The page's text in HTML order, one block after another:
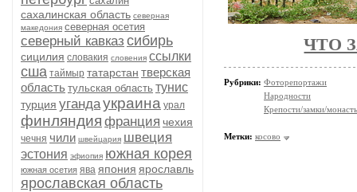
сахалинская область северная
македония северная осетия
северный кавказ сибирь
сицилия словакия словения ссылки
сша таймыр татарстан тверская
область тульская область тунис
турция угандаукраина урал
финляндия франция чехия
чечня чили швейцария швеция
эстония эфиопия южная корея
южная осетия ява япония ярославль
ярославская область
ЧТО
Рубрики: Фоторепортажи
Народности
Крепости/замки/
Метки: косово